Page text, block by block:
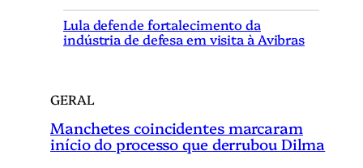
Lula defende fortalecimento da
indústria de defesa em visita à Avibras
GERAL
Manchetes coincidentes marcaram
início do processo que derrubou Dilma